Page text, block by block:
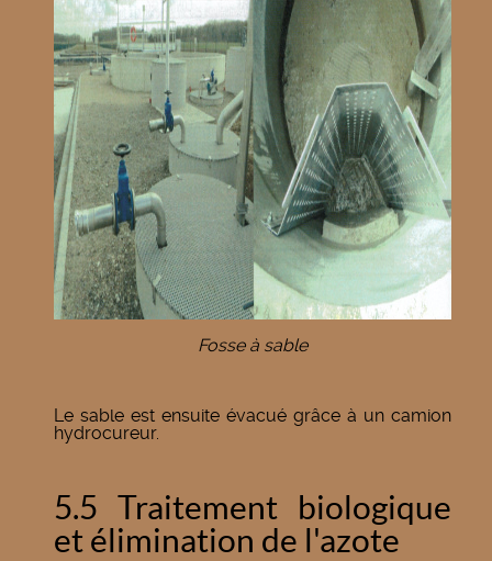
Fosse à sable
Le sable est ensuite évacué grâce à un camion
hydrocureur.
5.5 Traitement biologique
et élimination de l'azote